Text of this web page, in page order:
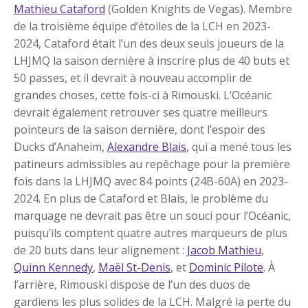
Mathieu Cataford (Golden Knights de Vegas). Membre
de la troisième équipe d’étoiles de la LCH en 2023-
2024, Cataford était l’un des deux seuls joueurs de la
LHJMQ la saison dernière à inscrire plus de 40 buts et
50 passes, et il devrait à nouveau accomplir de
grandes choses, cette fois-ci à Rimouski. L’Océanic
devrait également retrouver ses quatre meilleurs
pointeurs de la saison dernière, dont l’espoir des
Ducks d’Anaheim, Alexandre Blais, qui a mené tous les
patineurs admissibles au repêchage pour la première
fois dans la LHJMQ avec 84 points (24B-60A) en 2023-
2024. En plus de Cataford et Blais, le problème du
marquage ne devrait pas être un souci pour l’Océanic,
puisqu’ils comptent quatre autres marqueurs de plus
de 20 buts dans leur alignement : Jacob Mathieu,
Quinn Kennedy, Maël St-Denis, et Dominic Pilote. À
l’arrière, Rimouski dispose de l’un des duos de
gardiens les plus solides de la LCH. Malgré la perte du